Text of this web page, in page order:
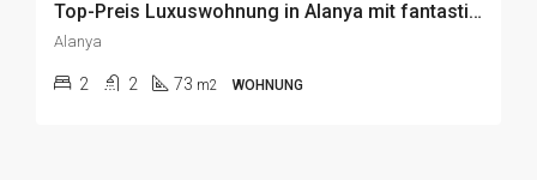
Top-Preis Luxuswohnung in Alanya mit fantastischem Meerblick zu Verkaufen
Alanya
2 2 73 m2 WOHNUNG